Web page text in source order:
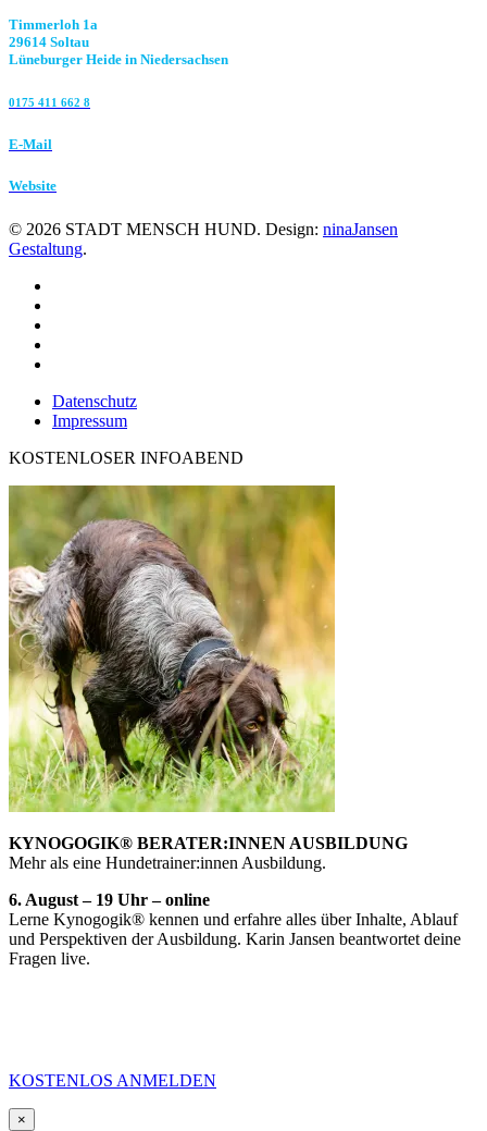
Timmerloh 1a
29614 Soltau
Lüneburger Heide in Niedersachsen
0175 411 662 8‬
E-Mail
Website
© 2026 STADT MENSCH HUND. Design: ninaJansen
Gestaltung.
Datenschutz
Impressum
KOSTENLOSER INFOABEND
KYNOGOGIK® BERATER:INNEN AUSBILDUNG
Mehr als eine Hundetrainer:innen Ausbildung.
6. August – 19 Uhr – online
Lerne Kynogogik® kennen und erfahre alles über Inhalte, Ablauf
und Perspektiven der Ausbildung. Karin Jansen beantwortet deine
Fragen live.
KOSTENLOS ANMELDEN
×